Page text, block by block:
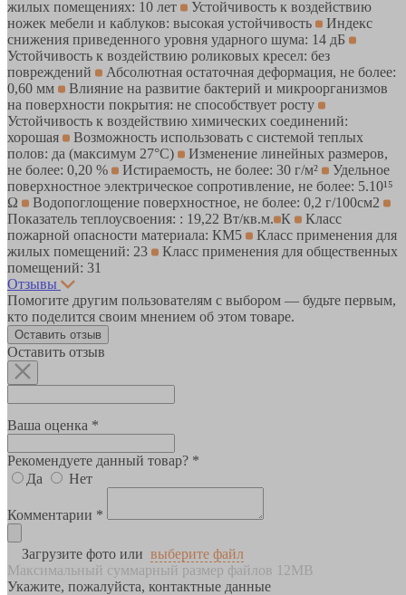
жилых помещениях: 10 лет
Устойчивость к воздействию
ножек мебели и каблуков: высокая устойчивость
Индекс
снижения приведенного уровня ударного шума: 14 дБ
Устойчивость к воздействию роликовых кресел: без
повреждений
Абсолютная остаточная деформация, не более:
0,60 мм
Влияние на развитие бактерий и микроорганизмов
на поверхности покрытия: не способствует росту
Устойчивость к воздействию химических соединений:
хорошая
Возможность использовать с системой теплых
полов: да (максимум 27°C)
Изменение линейных размеров,
не более: 0,20 %
Истираемость, не более: 30 г/м²
Удельное
поверхностное электрическое cопротивление, не более: 5.10¹⁵
Ω
Водопоглощение поверхностное, не более: 0,2 г/100см2
Показатель теплоусвоения: : 19,22 Вт/кв.м. К
Класс
пожарной опасности материала: КМ5
Класс применения для
жилых помещений: 23
Класс применения для общественных
помещений: 31
Отзывы
Помогите другим пользователям с выбором — будьте первым,
кто поделится своим мнением об этом товаре.
Оставить отзыв
Оставить отзыв
Ваша оценка *
Рекомендуете данный товар? *
Да
Нет
Комментарии *
Загрузите фото или выберите файл
Максимальный суммарный размер файлов 12MB
Укажите, пожалуйста, контактные данные